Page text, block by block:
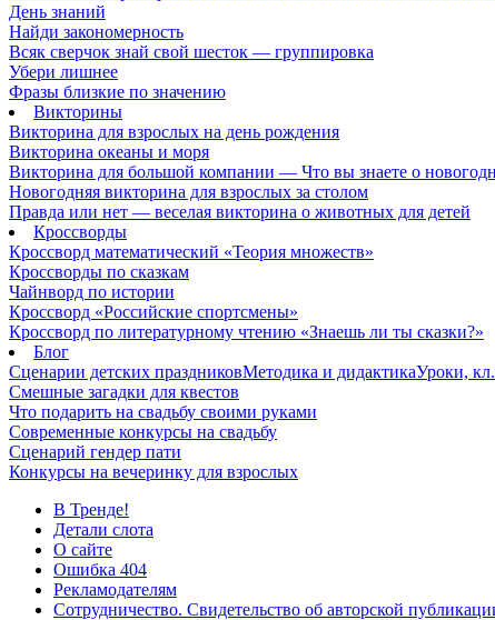
День знаний
Найди закономерность
Всяк сверчок знай свой шесток — группировка
Убери лишнее
Фразы близкие по значению
Викторины
Викторина для взрослых на день рождения
Викторина океаны и моря
Викторина для большой компании — Что вы знаете о
Новогодняя викторина для взрослых за столом
Правда или нет — веселая викторина о животных для детей
Кроссворды
Кроссворд математический «Теория множеств»
Кроссворды по сказкам
Чайнворд по истории
Кроссворд «Российские спортсмены»
Кроссворд по литературному чтению «Знаешь ли ты сказки?»
Блог
Сценарии детских праздниковМетодика и дидактикаУроки,
Смешные загадки для квестов
Что подарить на свадьбу своими руками
Современные конкурсы на свадьбу
Сценарий гендер пати
Конкурсы на вечеринку для взрослых
В Тренде!
Детали слота
О сайте
Ошибка 404
Рекламодателям
Сотрудничество. Свидетельство об авторской